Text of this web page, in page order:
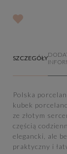
SZCZEGÓŁY
Polska
kubek
ze złotym
częścią
elegancki, ale
praktyczny i